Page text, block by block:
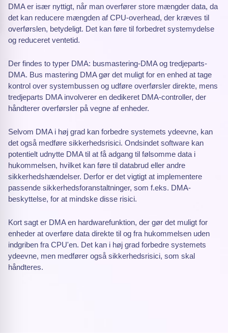
DMA er især nyttigt, når man overfører store mængder data, da
det kan reducere mængden af CPU-overhead, der kræves til
overførslen, betydeligt. Det kan føre til forbedret systemydelse
og reduceret ventetid.
Der findes to typer DMA: busmastering-DMA og tredjeparts-
DMA. Bus mastering DMA gør det muligt for en enhed at tage
kontrol over systembussen og udføre overførsler direkte, mens
tredjeparts DMA involverer en dedikeret DMA-controller, der
håndterer overførsler på vegne af enheder.
Selvom DMA i høj grad kan forbedre systemets ydeevne, kan
det også medføre sikkerhedsrisici. Ondsindet software kan
potentielt udnytte DMA til at få adgang til følsomme data i
hukommelsen, hvilket kan føre til databrud eller andre
sikkerhedshændelser. Derfor er det vigtigt at implementere
passende sikkerhedsforanstaltninger, som f.eks. DMA-
beskyttelse, for at mindske disse risici.
Kort sagt er DMA en hardwarefunktion, der gør det muligt for
enheder at overføre data direkte til og fra hukommelsen uden
indgriben fra CPU'en. Det kan i høj grad forbedre systemets
ydeevne, men medfører også sikkerhedsrisici, som skal
håndteres.